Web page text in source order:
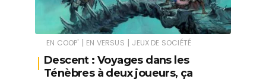
EN COOP' | EN VERSUS | JEUX DE SOCIÉTÉ
Descent : Voyages dans les
Ténèbres à deux joueurs, ça